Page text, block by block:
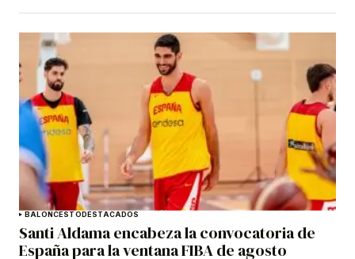
BALONCESTODESTACADOS
Santi Aldama encabeza la convocatoria de
España para la ventana FIBA de agosto